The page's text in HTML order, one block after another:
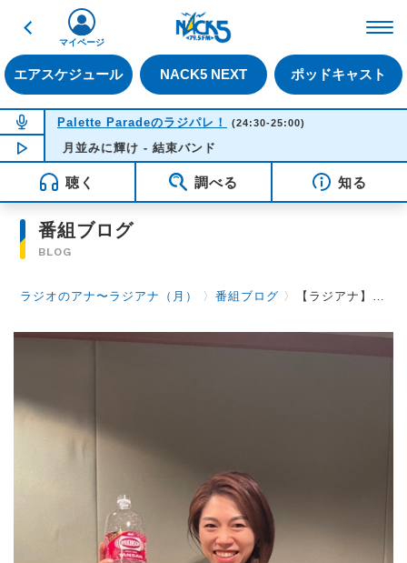
戻る
エアスケジュール NACK5 NEXT ポッドキャスト
マイページ
NOW ON AIR
Palette Paradeのラジパレ！ (24:30-25:00)
NOW PLAYING 00:46
月並みに輝け - 結束バンド
聴く 調べる 知る
番組ブログ
BLOG
ラジオのアナ〜ラジアナ（月） 〉番組ブログ 〉 【ラジアナ】12月最初の放送です！【月曜日】